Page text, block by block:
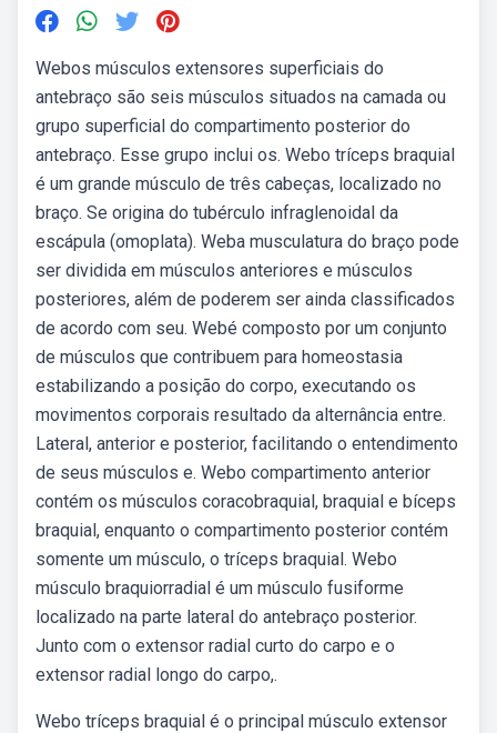
Webos músculos extensores superficiais do
antebraço são seis músculos situados na camada ou
grupo superficial do compartimento posterior do
antebraço. Esse grupo inclui os. Webo tríceps braquial
é um grande músculo de três cabeças, localizado no
braço. Se origina do tubérculo infraglenoidal da
escápula (omoplata). Weba musculatura do braço pode
ser dividida em músculos anteriores e músculos
posteriores, além de poderem ser ainda classificados
de acordo com seu. Webé composto por um conjunto
de músculos que contribuem para homeostasia
estabilizando a posição do corpo, executando os
movimentos corporais resultado da alternância entre.
Lateral, anterior e posterior, facilitando o entendimento
de seus músculos e. Webo compartimento anterior
contém os músculos coracobraquial, braquial e bíceps
braquial, enquanto o compartimento posterior contém
somente um músculo, o tríceps braquial. Webo
músculo braquiorradial é um músculo fusiforme
localizado na parte lateral do antebraço posterior.
Junto com o extensor radial curto do carpo e o
extensor radial longo do carpo,.
Webo tríceps braquial é o principal músculo extensor